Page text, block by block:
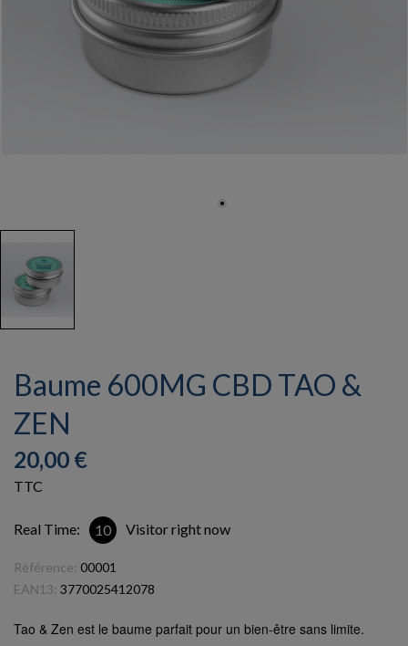
Baume 600MG CBD TAO &
ZEN
20,00 €
TTC
Real Time: 10 Visitor right now
Référence: 00001
EAN13: 3770025412078
Tao & Zen est le baume parfait pour un bien-être sans limite.